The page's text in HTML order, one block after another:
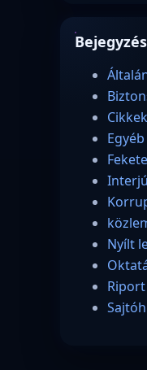
Cikkek
Egyéb
Interjú
Nyílt
Riport